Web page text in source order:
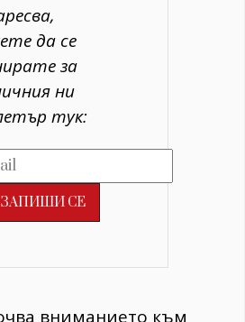
да се
за
ни
тук:
вниманието към